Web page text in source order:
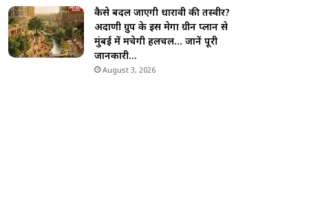
कैसे बदल जाएगी धारावी की तस्वीर?
अदाणी ग्रुप के इस मेगा ग्रीन प्लान से
मुंबई में मचेगी हलचल… जानें पूरी
जानकारी…
August 3, 2026